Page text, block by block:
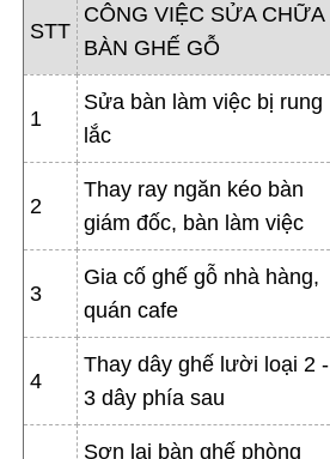
STT
CÔNG VIỆC SỬA CHỮA
BÀN GHẾ GỖ
1
Sửa bàn làm việc bị rung
lắc
2
Thay ray ngăn kéo bàn
giám đốc, bàn làm việc
3
Gia cố ghế gỗ nhà hàng,
quán cafe
4
Thay dây ghế lười loại 2 -
3 dây phía sau
Sơn lại bàn ghế phòng